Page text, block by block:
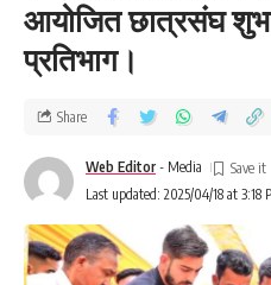
आयोजित छात्रसंघ
प्रतिभाग।
Last updated: 2025/04/18 at 3:18
Web Editor - Media
Share